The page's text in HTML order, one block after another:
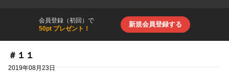
会員登録（初回）で
50pt プレゼント！
新規会員登録する
＃１１
2019年08月23日